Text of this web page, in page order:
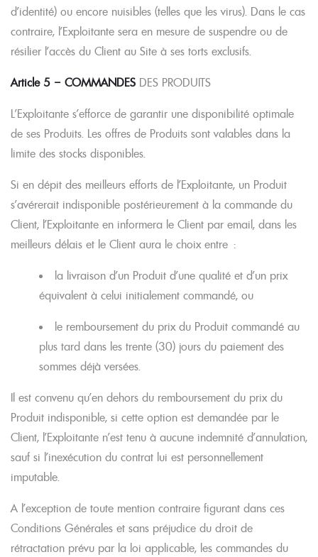
d’identité) ou encore nuisibles (telles que les virus). Dans le cas
contraire, l’Exploitante sera en mesure de suspendre ou de
résilier l’accès du Client au Site à ses torts exclusifs.
Article 5 – COMMANDES DES PRODUITS
L’Exploitante s’efforce de garantir une disponibilité optimale
de ses Produits. Les offres de Produits sont valables dans la
limite des stocks disponibles.
Si en dépit des meilleurs efforts de l’Exploitante, un Produit
s’avérerait indisponible postérieurement à la commande du
Client, l’Exploitante en informera le Client par email, dans les
meilleurs délais et le Client aura le choix entre :
la livraison d’un Produit d’une qualité et d’un prix
équivalent à celui initialement commandé, ou
le remboursement du prix du Produit commandé au
plus tard dans les trente (30) jours du paiement des
sommes déjà versées.
Il est convenu qu’en dehors du remboursement du prix du
Produit indisponible, si cette option est demandée par le
Client, l’Exploitante n’est tenu à aucune indemnité d’annulation,
sauf si l’inexécution du contrat lui est personnellement
imputable.
A l’exception de toute mention contraire figurant dans ces
Conditions Générales et sans préjudice du droit de
rétractation prévu par la loi applicable, les commandes du